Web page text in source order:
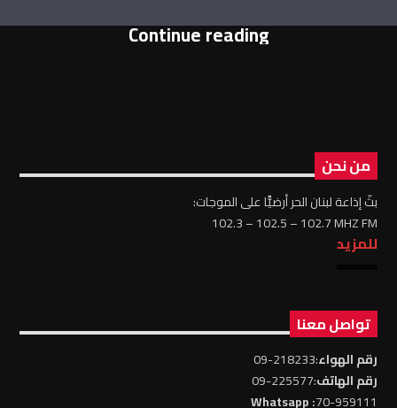
Continue reading
من نحن
بثّ إذاعة لبنان الحر أرضيًّا على الموجات:
102.3 – 102.5 – 102.7 MHZ FM
للمزيد
تواصل معنا
رقم الهواء:218233-09
رقم الهاتف:225577-09
70-959111
: Whatsapp